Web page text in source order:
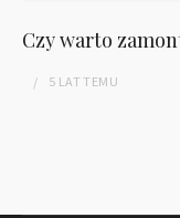
Czy warto
5 LAT TEMU